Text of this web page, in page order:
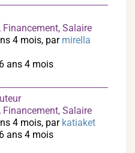
Financement, Salaire
4 mois, par mirella
ans 4 mois
Financement, Salaire
4 mois, par katiaket
ans 4 mois